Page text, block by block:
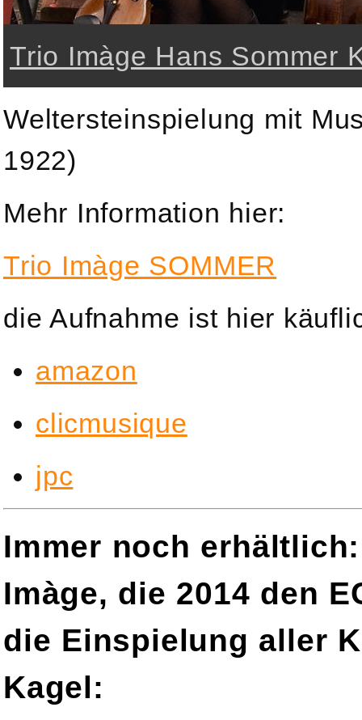
Trio Imàge Hans Sommer
Weltersteinspielung mit
1922)
Mehr Information hier:
Trio Imàge SOMMER
die Aufnahme ist hier
amazon
clicmusique
jpc
Immer noch
Imàge, die 2014 den
die Einspielung aller
Kagel: